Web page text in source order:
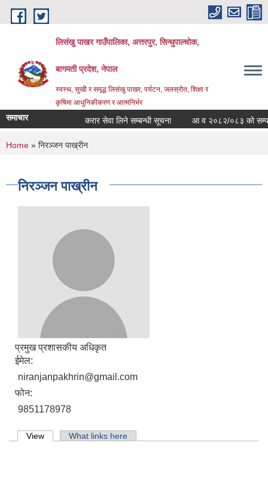
Skip to main content
लिसंखु पाखर गाउँपालिका, अत्तरपुर, सिन्धुपाल्चोक,
बागमती प्रदेश, नेपाल
स्वस्थ, सुखी र समृद्ध लिसंखु पाखर, पर्यटन, जलस्रोत, शिक्षा र
कृषिमा आधुनिकीकरण र आत्मनिर्भर
समाचार करार सेवा लिने सम्बन्धी सूचना आ व २०८२/०८३ काे सम्पत्ति
You are here
Home » निरञ्जन पाख्रीन
निरञ्जन पाख्रीन
प्रमुख प्रशासकीय अधिकृत
ईमेल:
niranjanpakhrin@gmail.com
फोन:
9851178978
Primary tabs
View (active tab)What links here